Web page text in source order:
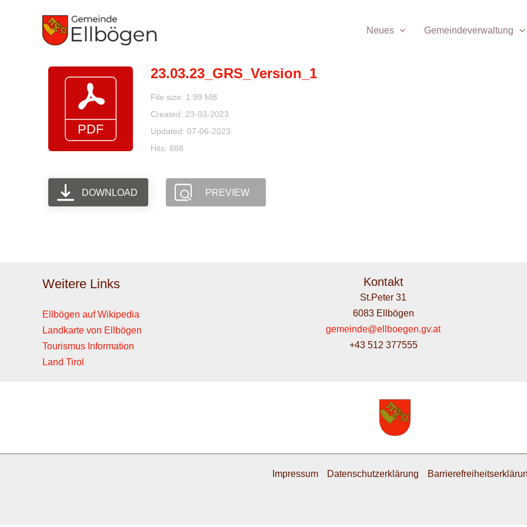
Neues Gemeindeverwaltung
23.03.23_GRS_Version_1
File size: 1.99 MB
Created: 23-03-2023
Updated: 07-06-2023
Hits: 888
DOWNLOAD PREVIEW
Weitere Links
Ellbögen auf Wikipedia
Landkarte von Ellbögen
Tourismus Information
Land Tirol
Kontakt
St.Peter 31
6083 Ellbögen
gemeinde@ellboegen.gv.at
+43 512 377555
Impressum Datenschutzerklärung